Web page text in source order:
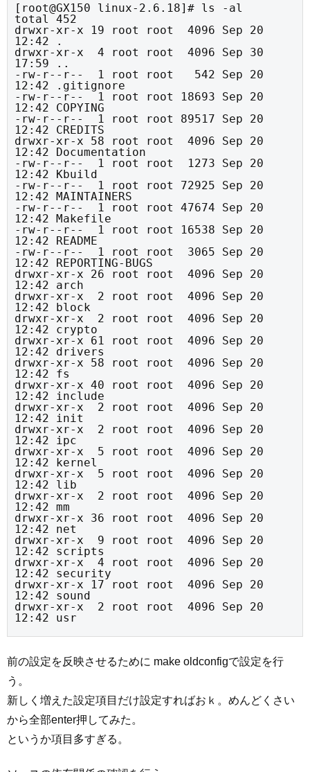
[root@GX150 linux-2.6.18]# ls -al
total 452
drwxr-xr-x 19 root root  4096 Sep 20
12:42 .
drwxr-xr-x  4 root root  4096 Sep 30
17:59 ..
-rw-r--r--  1 root root   542 Sep 20
12:42 .gitignore
-rw-r--r--  1 root root 18693 Sep 20
12:42 COPYING
-rw-r--r--  1 root root 89517 Sep 20
12:42 CREDITS
drwxr-xr-x 58 root root  4096 Sep 20
12:42 Documentation
-rw-r--r--  1 root root  1273 Sep 20
12:42 Kbuild
-rw-r--r--  1 root root 72925 Sep 20
12:42 MAINTAINERS
-rw-r--r--  1 root root 47674 Sep 20
12:42 Makefile
-rw-r--r--  1 root root 16538 Sep 20
12:42 README
-rw-r--r--  1 root root  3065 Sep 20
12:42 REPORTING-BUGS
drwxr-xr-x 26 root root  4096 Sep 20
12:42 arch
drwxr-xr-x  2 root root  4096 Sep 20
12:42 block
drwxr-xr-x  2 root root  4096 Sep 20
12:42 crypto
drwxr-xr-x 61 root root  4096 Sep 20
12:42 drivers
drwxr-xr-x 58 root root  4096 Sep 20
12:42 fs
drwxr-xr-x 40 root root  4096 Sep 20
12:42 include
drwxr-xr-x  2 root root  4096 Sep 20
12:42 init
drwxr-xr-x  2 root root  4096 Sep 20
12:42 ipc
drwxr-xr-x  5 root root  4096 Sep 20
12:42 kernel
drwxr-xr-x  5 root root  4096 Sep 20
12:42 lib
drwxr-xr-x  2 root root  4096 Sep 20
12:42 mm
drwxr-xr-x 36 root root  4096 Sep 20
12:42 net
drwxr-xr-x  9 root root  4096 Sep 20
12:42 scripts
drwxr-xr-x  4 root root  4096 Sep 20
12:42 security
drwxr-xr-x 17 root root  4096 Sep 20
12:42 sound
drwxr-xr-x  2 root root  4096 Sep 20
12:42 usr
前の設定を反映させるために make oldconfigで設定を行
う。
新しく増えた設定項目だけ設定すればおｋ。めんどくさい
から全部enter押してみた。
というか項目多すぎる。